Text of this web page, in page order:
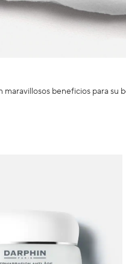
beneficios para su